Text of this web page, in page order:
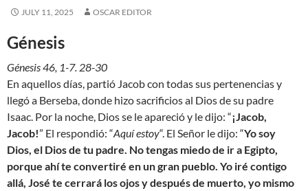
JULY 11, 2025 OSCAR EDITOR
Génesis
Génesis 46, 1-7. 28-30
En aquellos días, partió Jacob con todas sus pertenencias y
llegó a Berseba, donde hizo sacrificios al Dios de su padre
Isaac. Por la noche, Dios se le apareció y le dijo: “¡Jacob,
Jacob!” El respondió: “Aquí estoy“. El Señor le dijo: “Yo soy
Dios, el Dios de tu padre. No tengas miedo de ir a Egipto,
porque ahí te convertiré en un gran pueblo. Yo iré contigo
allá, José te cerrará los ojos y después de muerto, yo mismo